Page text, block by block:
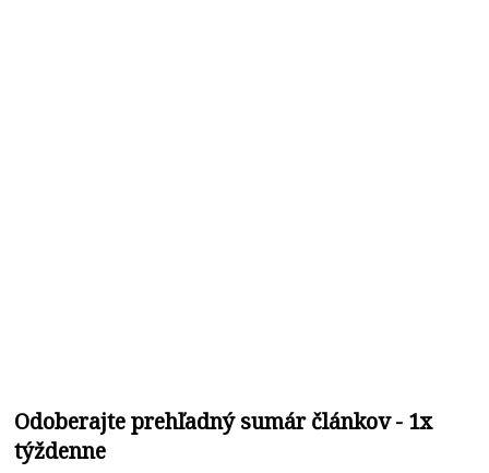
Odoberajte prehľadný sumár článkov - 1x
týždenne